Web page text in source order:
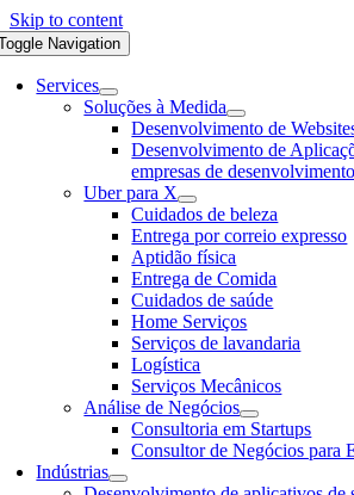
Skip to content
Navigation
Services
Soluções à Medida
Desenvolvimento de
Desenvolvimento de
empresas de
Uber para X
Cuidados de beleza
Entrega por correio expresso
Aptidão física
Entrega de Comida
Cuidados de saúde
Home Serviços
Serviços de lavandaria
Logística
Serviços Mecânicos
Análise de Negócios
Consultoria em Startups
Consultor de Negócios para
Indústrias